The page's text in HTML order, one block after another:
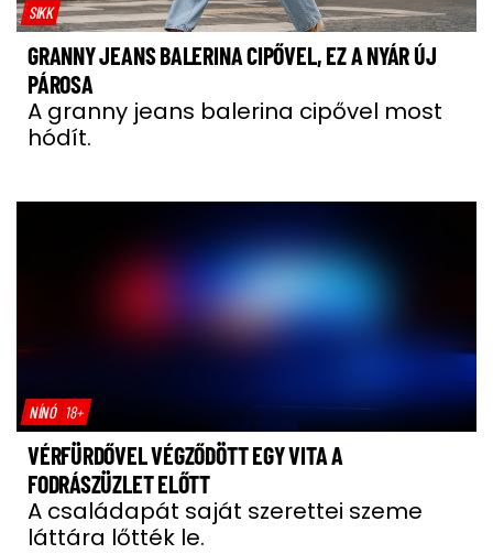
SIKK
GRANNY JEANS BALERINA CIPŐVEL, EZ A NYÁR ÚJ
PÁROSA
A granny jeans balerina cipővel most
hódít.
NÍNÓ 18+
VÉRFÜRDŐVEL VÉGZŐDÖTT EGY VITA A
FODRÁSZÜZLET ELŐTT
A családapát saját szerettei szeme
láttára lőtték le.